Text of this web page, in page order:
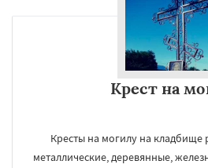
Крест на
Кресты на могилу на кладбище
металлические, деревянные,